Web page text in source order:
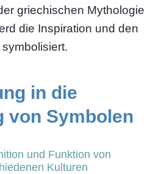
griechischen Mythologie
die Inspiration und den
in die
von Symbolen
und Funktion von
Kulturen